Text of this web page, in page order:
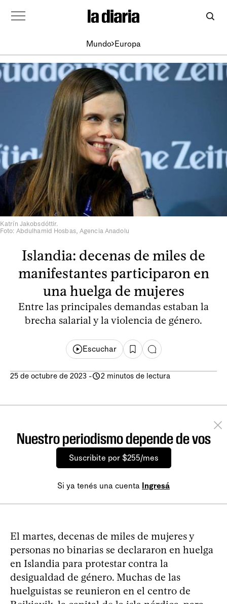
Mundo Europa
Katrín Jakobsdóttir.
Foto: Abdulhamid Hosbas, Agencia Anadolu
Islandia: decenas de miles de
manifestantes participaron en
una huelga de mujeres
Entre las principales demandas estaban la
brecha salarial y la violencia de género.
Escuchar
25 de octubre de 2023 - 2 minutos de lectura
Nuestro periodismo depende de vos
Suscribite por $255/mes
Si ya tenés una cuenta Ingresá
El martes, decenas de miles de mujeres y
personas no binarias se declararon en huelga
en Islandia para protestar contra la
desigualdad de género. Muchas de las
huelguistas se reunieron en el centro de